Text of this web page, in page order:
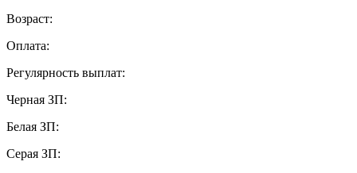
Возраст:
Оплата:
Регулярность выплат:
Черная ЗП:
Белая ЗП:
Серая ЗП: